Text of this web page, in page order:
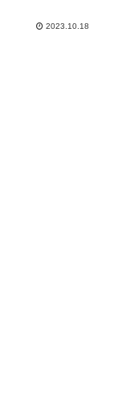
2023.10.18